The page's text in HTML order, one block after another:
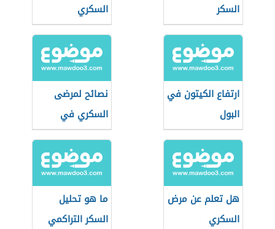
السكر
السكري
ارتفاع الكيتون في
البول
نصائح لمرضى
السكري في
رمضان
هل تعلم عن مرض
السكري
ما هو تحليل
السكر التراكمي